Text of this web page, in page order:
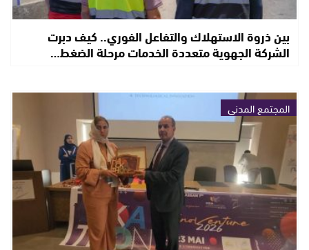
بين ذروة الاستهلاك والتفاعل الفوري.. كيف دبرت
الشركة الجهوية متعددة الخدمات مرحلة الضغط…
المجتمع المدني